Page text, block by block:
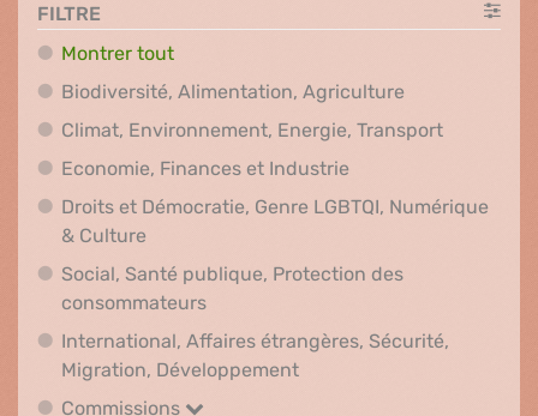
FILTRE
Montrer tout
Biodiversité, Alimentation, Agriculture
Climat, Environnement, Energie, TransportClimat,
Economie, Finances et Industrie
Droits et Démocratie, Genre LGBTQI, Numérique
& CultureDroits et Démocratie, Genre LGBTQI,
Social, Santé publique, Protection des
consommateursSocial, Santé publique, Protection
International, Affaires étrangères, Sécurité,
Migration, DéveloppementInternational, Affaires
Commissions
Commissions